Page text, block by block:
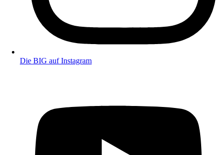
Die BIG auf Instagram